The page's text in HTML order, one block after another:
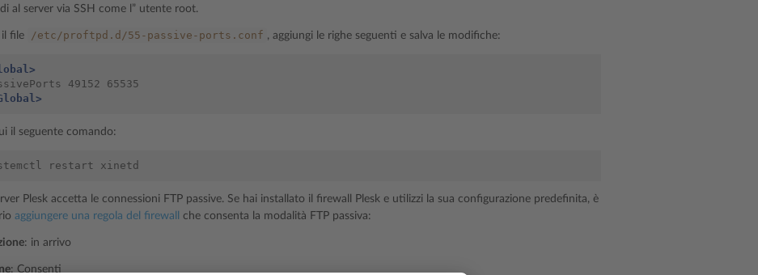
al server via SSH come l” utente root.
il file /etc/proftpd.d/55-passive-ports.conf , aggiungi le righe seguenti e salva le modifiche:
49152
il seguente comando:
restart
Plesk accetta le connessioni FTP passive. Se hai installato il firewall Plesk e utilizzi la sua configurazione predefinita, è
aggiungere una regola del firewall che consenta la modalità FTP passiva:
: in arrivo
: Consenti